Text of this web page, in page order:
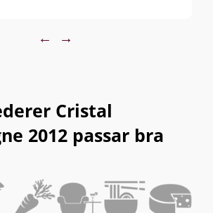
← →
Cristal
2012 passar bra